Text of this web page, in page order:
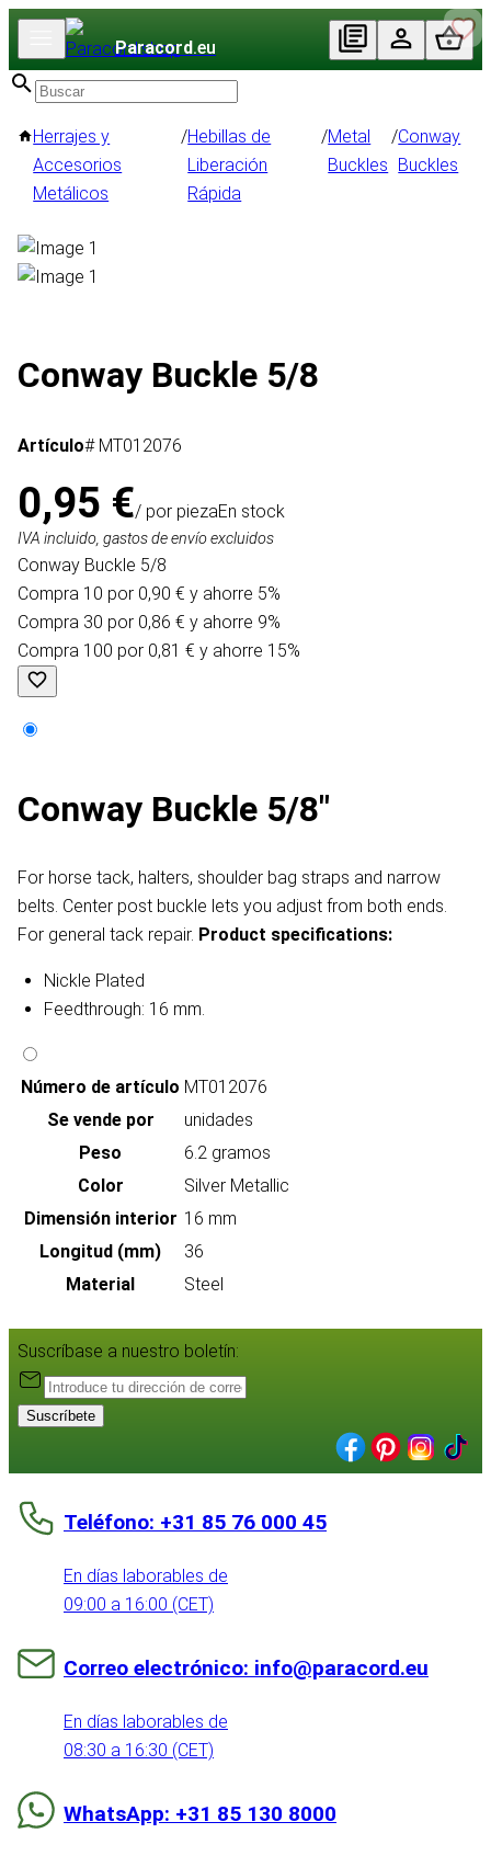
Paracord.eu
Herrajes y
Accesorios
Metálicos
/Hebillas de
Liberación
Rápida
/Metal
Buckles
/Conway
Buckles
Conway Buckle 5/8
Artículo# MT012076
0,95 €/ por piezaEn stock
IVA incluido, gastos de envío excluidos
Conway Buckle 5/8
Compra 10 por 0,90 € y ahorre 5%
Compra 30 por 0,86 € y ahorre 9%
Compra 100 por 0,81 € y ahorre 15%
Conway Buckle 5/8"
For horse tack, halters, shoulder bag straps and narrow
belts. Center post buckle lets you adjust from both ends.
For general tack repair. Product specifications:
Nickle Plated
Feedthrough: 16 mm.
Número de artículo MT012076
Se vende por
unidades
Peso
6.2 gramos
Color
Silver Metallic
Dimensión interior 16 mm
Longitud (mm)
36
Material
Steel
Suscríbase a nuestro boletín:
Suscríbete
Teléfono: +31 85 76 000 45
En días laborables de
09:00 a 16:00 (CET)
Correo electrónico: info@paracord.eu
En días laborables de
08:30 a 16:30 (CET)
WhatsApp: +31 85 130 8000